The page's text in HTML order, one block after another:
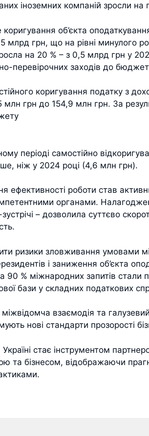
іноземних компаній зросли на
об’єкта
млрд грн, що на рівні минулого
на 20 % – з 0,5 млрд грн у
перевірочних заходів до
коригування податку з
млн грн до 154,9 млн грн. За
періоді самостійно
ніж у 2024 році (4,6 млн грн).
ефективності роботи став
органами.
– дозволила суттєво
ризики зловживання умовами
і заниження об’єкта
90 % міжнародних запитів стали
бази у складних податкових
взаємодія та
нові стандарти прозорості
стає інструментом
та бізнесом, відображаючи